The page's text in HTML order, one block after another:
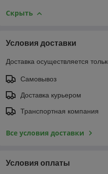
Скрыть
Условия доставки
Доставка осуществляется
Самовывоз
Доставка курьером
Транспортная компания
Все условия доставки
Условия оплаты